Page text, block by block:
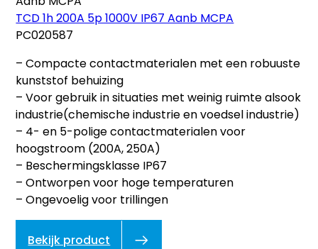
TCD 1h 200A 5p 1000V IP67 Aanb MCPA
PC020587
– Compacte contactmaterialen met een robuuste
kunststof behuizing
– Voor gebruik in situaties met weinig ruimte alsook
industrie(chemische industrie en voedsel industrie)
– 4- en 5-polige contactmaterialen voor
hoogstroom (200A, 250A)
– Beschermingsklasse IP67
– Ontworpen voor hoge temperaturen
– Ongevoelig voor trillingen
Bekijk product